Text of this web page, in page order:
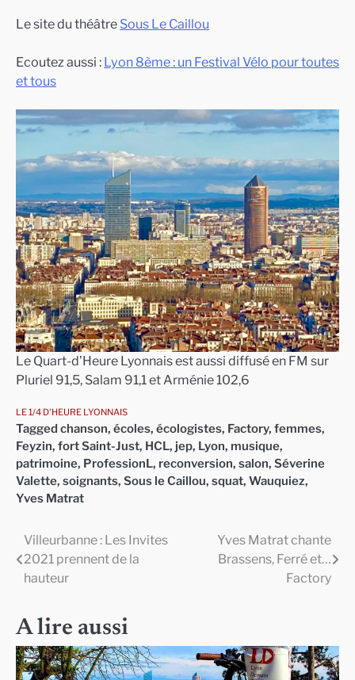
Le site du théâtre Sous Le Caillou
Ecoutez aussi : Lyon 8ème : un Festival Vélo pour toutes
et tous
Le Quart-d’Heure Lyonnais est aussi diffusé en FM sur
Pluriel 91,5, Salam 91,1 et Arménie 102,6
LE 1/4 D'HEURE LYONNAIS
Tagged chanson, écoles, écologistes, Factory, femmes,
Feyzin, fort Saint-Just, HCL, jep, Lyon, musique,
patrimoine, ProfessionL, reconversion, salon, Séverine
Valette, soignants, Sous le Caillou, squat, Wauquiez,
Yves Matrat
Navigation
de
Villeurbanne : Les Invites
2021 prennent de la
hauteur
Yves Matrat chante
Brassens, Ferré et…
Factory
A lire aussi